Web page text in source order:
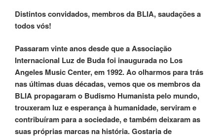
Distintos convidados, membros da BLIA, saudações a
todos vós!
Passaram vinte anos desde que a Associação
Internacional Luz de Buda foi inaugurada no Los
Angeles Music Center, em 1992. Ao olharmos para trás
nas últimas duas décadas, vemos que os membros da
BLIA propagaram o Budismo Humanista pelo mundo,
trouxeram luz e esperança à humanidade, serviram e
contribuíram para a sociedade, e também deixaram as
suas próprias marcas na história. Gostaria de